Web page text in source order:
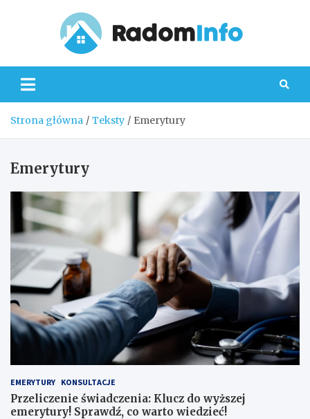
Strona główna Teksty Emerytury
Emerytury
EMERYTURY KONSULTACJE
Przeliczenie świadczenia: Klucz do wyższej
emerytury! Sprawdź, co warto wiedzieć!